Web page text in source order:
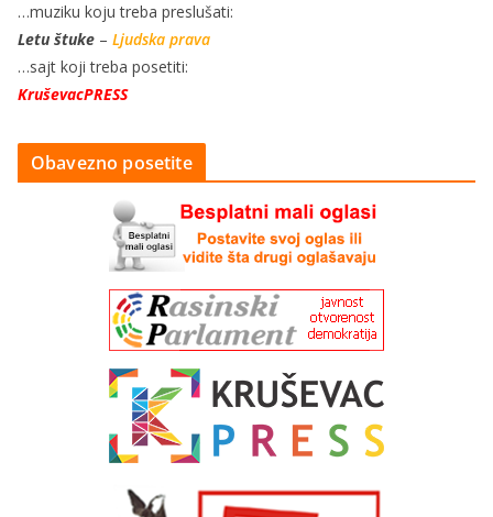
…muziku koju treba preslušati:
Letu štuke – Ljudska prava
…sajt koji treba posetiti:
KruševacPRESS
Obavezno posetite